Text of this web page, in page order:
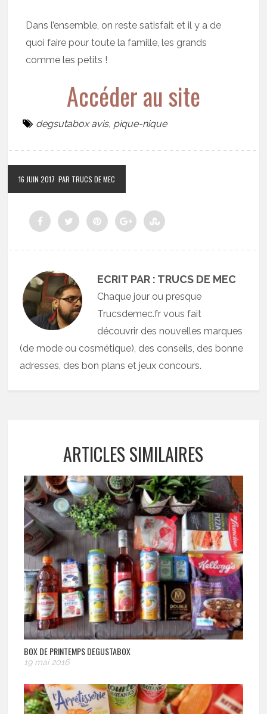
Dans l’ensemble, on reste satisfait et il y a de
quoi faire pour toute la famille, les grands
comme les petits !
Accéder au site
degsutabox avis, pique-nique
16 JUIN 2017 PAR TRUCS DE MEC
ECRIT PAR : TRUCS DE MEC
Chaque jour ou presque
Trucsdemec.fr vous fait
découvrir des nouvelles marques
(de mode ou cosmétique), des conseils, des bonne
adresses, des bon plans et jeux concours.
ARTICLES SIMILAIRES
BOX DE PRINTEMPS DEGUSTABOX
19 mai 2016